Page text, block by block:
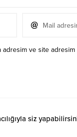
adresim ve site
siz